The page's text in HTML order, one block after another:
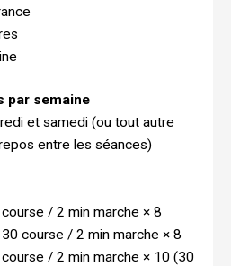
par semaine
et samedi (ou tout autre
entre les séances)
/ 2 min marche × 8
course / 2 min marche × 8
/ 2 min marche × 10 (30